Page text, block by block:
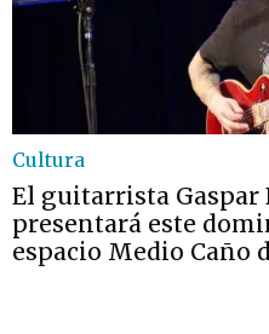
Cultura
El guitarrista Gaspar
presentará este
espacio Medio Caño